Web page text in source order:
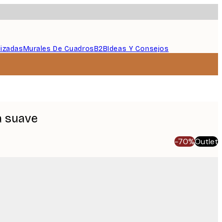
Murales De CuadrosB2BIdeas Y Consejos
suave
-70%Outlet